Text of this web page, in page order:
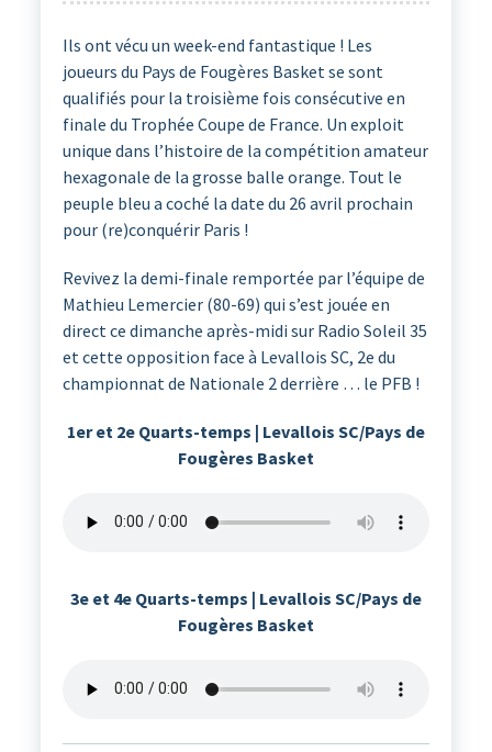
Ils ont vécu un week-end fantastique ! Les
joueurs du Pays de Fougères Basket se sont
qualifiés pour la troisième fois consécutive en
finale du Trophée Coupe de France. Un exploit
unique dans l’histoire de la compétition amateur
hexagonale de la grosse balle orange. Tout le
peuple bleu a coché la date du 26 avril prochain
pour (re)conquérir Paris !
Revivez la demi-finale remportée par l’équipe de
Mathieu Lemercier (80-69) qui s’est jouée en
direct ce dimanche après-midi sur Radio Soleil 35
et cette opposition face à Levallois SC, 2e du
championnat de Nationale 2 derrière … le PFB !
1er et 2e Quarts-temps | Levallois SC/Pays de
Fougères Basket
3e et 4e Quarts-temps | Levallois SC/Pays de
Fougères Basket